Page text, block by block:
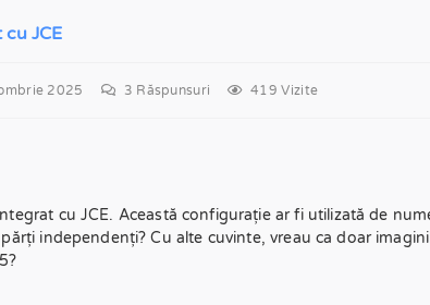
JCE
2025 3 Răspunsuri 419 Vizite
cu JCE. Această configurație ar fi utilizată de
independenți? Cu alte cuvinte, vreau ca doar